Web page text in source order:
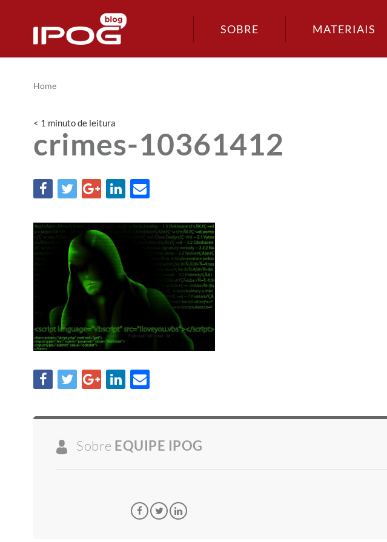
SOBRE MATERIAIS
Home
< 1 minutode leitura
crimes-10361412
Sobre EQUIPE IPOG